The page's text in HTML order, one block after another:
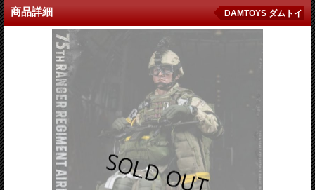
商品詳細 DAMTOYS ダムトイ